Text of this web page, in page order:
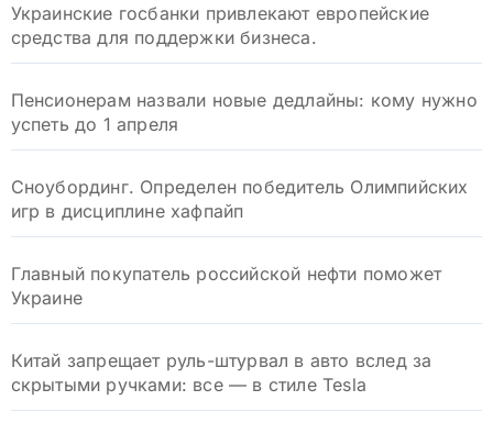
Украинские госбанки привлекают европейские
средства для поддержки бизнеса.
Пенсионерам назвали новые дедлайны: кому нужно
успеть до 1 апреля
Сноубординг. Определен победитель Олимпийских
игр в дисциплине хафпайп
Главный покупатель российской нефти поможет
Украине
Китай запрещает руль-штурвал в авто вслед за
скрытыми ручками: все — в стиле Tesla